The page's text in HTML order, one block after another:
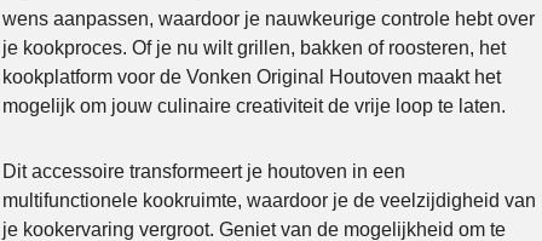
wens aanpassen, waardoor je nauwkeurige controle hebt over
je kookproces. Of je nu wilt grillen, bakken of roosteren, het
kookplatform voor de Vonken Original Houtoven maakt het
mogelijk om jouw culinaire creativiteit de vrije loop te laten.
Dit accessoire transformeert je houtoven in een
multifunctionele kookruimte, waardoor je de veelzijdigheid van
je kookervaring vergroot. Geniet van de mogelijkheid om te